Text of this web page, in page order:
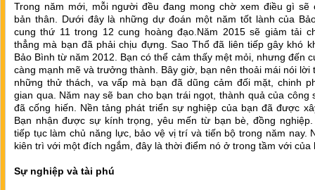
Trong năm mới, mỗi người đều đang mong chờ xem điều gì sẽ
bản thân. Dưới đây là những dự đoán một năm tốt lành của
cung thứ 11 trong 12 cung hoàng đạo.Năm 2015 sẽ giảm tải
thẳng mà bạn đã phải chịu đựng. Sao Thổ đã liên tiếp gây khó
Bảo Bình từ năm 2012. Bạn có thể cảm thấy mệt mỏi, nhưng đến
càng mạnh mẽ và trưởng thành. Bây giờ, bạn nên thoải mái nói lời
những thử thách, va vấp mà bạn đã dũng cảm đối mặt, chinh
gian qua. Năm nay sẽ ban cho bạn trái ngọt, thành quả của công
đã cống hiến. Nền tảng phát triển sự nghiệp của bạn đã được
Bạn nhận được sự kính trọng, yêu mến từ bạn bè, đồng
tiếp tục làm chủ năng lực, bảo vệ vị trí và tiến bộ trong năm nay.
kiên trì với một đích ngắm, đây là thời điểm nó ở trong tầm với của
Sự nghiệp và tài phú